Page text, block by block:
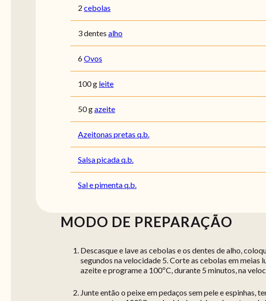
2 cebolas
3 dentes alho
6Ovos
100 g leite
50 gazeite
Azeitonas pretas q.b.
Salsa picada q.b.
Sal e pimenta q.b.
MODO DE PREPARAÇÃO
Descasque e lave as cebolas e os dentes de alho,
segundos na velocidade 5. Corte as cebolas em meias
azeite e programe a 100ºC, durante 5 minutos, na
Junte então o peixe em pedaços sem pele e espinhas,